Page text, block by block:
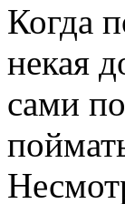
Когда
некая
сами